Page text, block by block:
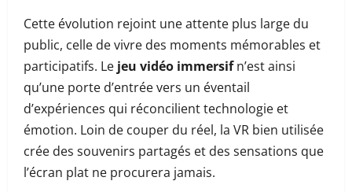
Cette évolution rejoint une attente plus large du
public, celle de vivre des moments mémorables et
participatifs. Le jeu vidéo immersifn’est ainsi
qu’une porte d’entrée vers un éventail
d’expériences qui réconcilient technologie et
émotion. Loin de couper du réel, la VR bien utilisée
crée des souvenirs partagés et des sensations que
l’écran plat ne procurera jamais.